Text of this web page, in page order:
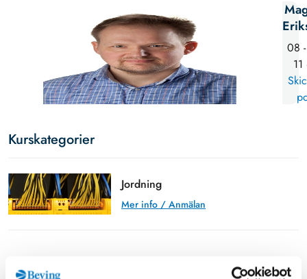
08
Kurskategorier
Jordning
Mer info / Anmälan
Från kunskapsbanken